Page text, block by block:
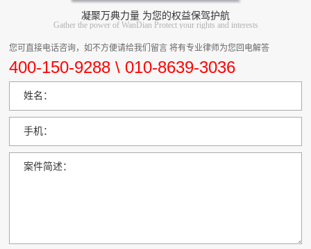
凝聚万典力量 为您的权益保驾护航
Gather the power of WanDian Protect your rights and interests
您可直接电话咨询，如不方便请给我们留言 将有专业律师为您回电解答
400-150-9288 \ 010-8639-3036
姓名：
手机：
案件简述：